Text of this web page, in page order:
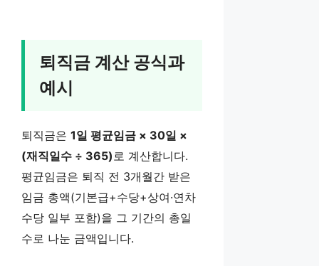
퇴직금 계산 공식과
예시
퇴직금은 1일 평균임금 × 30일 ×
(재직일수 ÷ 365) 로 계산합니다.
평균임금은 퇴직 전 3개월간 받은
임금 총액(기본급+수당+상여·연차
수당 일부 포함)을 그 기간의 총일
수로 나눈 금액입니다.